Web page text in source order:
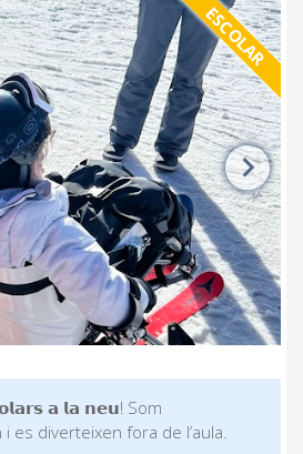
ESCOLAR
𝗮 𝗹𝗮 𝗻𝗲𝘂! Som
diverteixen fora de l’aula.